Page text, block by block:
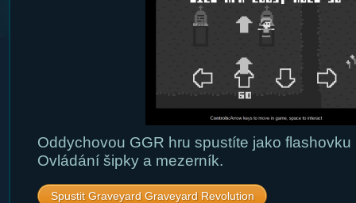
Oddychovou GGR hru spustíte jako
Ovládání šipky a mezerník.
Spustit Graveyard Graveyard Revolution